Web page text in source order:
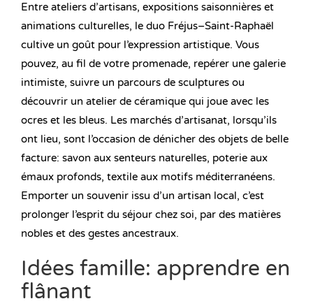
Entre ateliers d’artisans, expositions saisonnières et
animations culturelles, le duo Fréjus–Saint-Raphaël
cultive un goût pour l’expression artistique. Vous
pouvez, au fil de votre promenade, repérer une galerie
intimiste, suivre un parcours de sculptures ou
découvrir un atelier de céramique qui joue avec les
ocres et les bleus. Les marchés d’artisanat, lorsqu’ils
ont lieu, sont l’occasion de dénicher des objets de belle
facture: savon aux senteurs naturelles, poterie aux
émaux profonds, textile aux motifs méditerranéens.
Emporter un souvenir issu d’un artisan local, c’est
prolonger l’esprit du séjour chez soi, par des matières
nobles et des gestes ancestraux.
Idées famille: apprendre en
flânant